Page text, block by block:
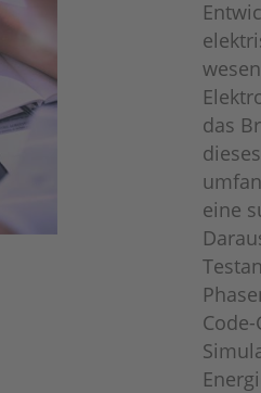
das
eine